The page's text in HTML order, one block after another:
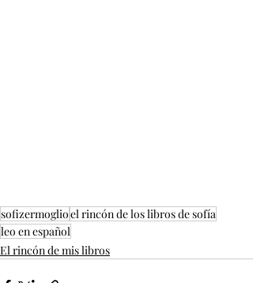
sofizermoglioel rincón de los libros de sofía
leo en español
El rincón de mis libros